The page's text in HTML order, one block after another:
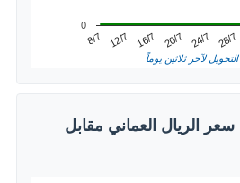
8/7 12/7 16/7 20/7 24/7 28/7
0
لآخر ثلاثين يوماً
الريال العماني مقابل